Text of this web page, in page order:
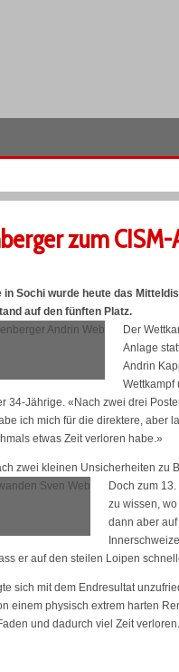
zum
Sochi wurde heute das
auf den fünften Platz.
Der
Anlage
Andrin
Wettkampf
34-Jährige. «Nach zwei drei
ich mich für die direktere, aber
etwas Zeit verloren habe.»
zwei kleinen Unsicherheiten zu
Doch zum
zu wissen,
dann aber
er auf den steilen Loipen
sich mit dem Endresultat
einem physisch extrem harten
und dadurch viel Zeit